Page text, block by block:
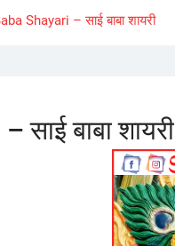
Shayari – साई बाबा शायरी
बाबा शायरी